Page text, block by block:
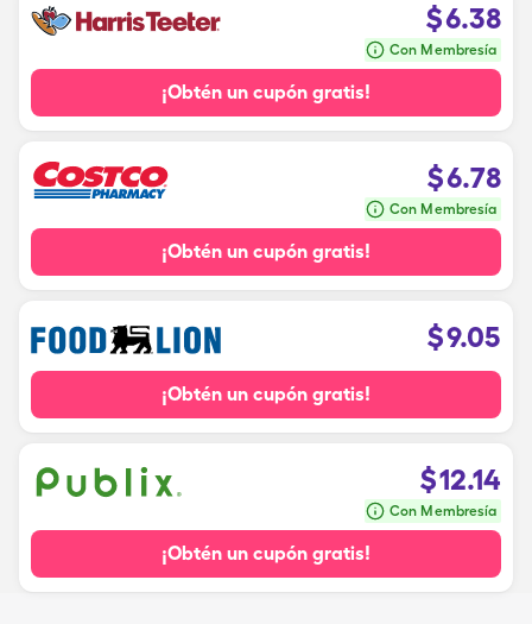
$6.38
Con Membresía
¡Obtén un cupón gratis!
$6.78
Con Membresía
¡Obtén un cupón gratis!
$9.05
¡Obtén un cupón gratis!
$12.14
Con Membresía
¡Obtén un cupón gratis!